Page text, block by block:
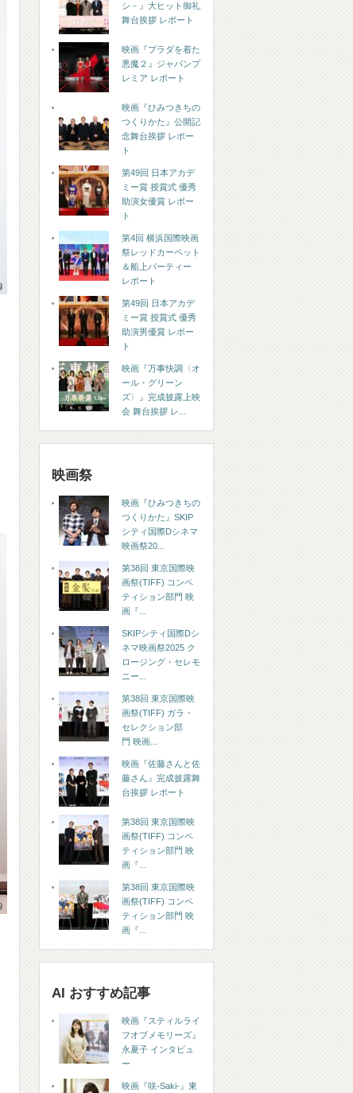
シ－』大ヒット御礼
舞台挨拶 レポート
映画『プラダを着た
悪魔２』ジャパンプ
レミア レポート
映画『ひみつきちの
つくりかた』公開記
念舞台挨拶 レポー
ト
第49回 日本アカデ
ミー賞 授賞式 優秀
助演女優賞 レポー
ト
第4回 横浜国際映画
祭レッドカーペット
＆船上パーティー
レポート
第49回 日本アカデ
ミー賞 授賞式 優秀
助演男優賞 レポー
ト
映画『万事快調〈オ
ール・グリーン
ズ〉』完成披露上映
会 舞台挨拶 レ...
映画祭
映画『ひみつきちの
つくりかた』SKIP
シティ国際Dシネマ
映画祭20...
第38回 東京国際映
画祭(TIFF) コンペ
ティション部門 映
画『...
SKIPシティ国際Dシ
ネマ映画祭2025 ク
ロージング・セレモ
ニー...
第38回 東京国際映
画祭(TIFF) ガラ・
セレクション部
門 映画...
映画『佐藤さんと佐
藤さん』完成披露舞
台挨拶 レポート
第38回 東京国際映
画祭(TIFF) コンペ
ティション部門 映
画『...
第38回 東京国際映
画祭(TIFF) コンペ
ティション部門 映
画『...
AI おすすめ記事
映画『スティルライ
フオブメモリーズ』
永夏子 インタビュ
ー
映画『咲-Saki-』東